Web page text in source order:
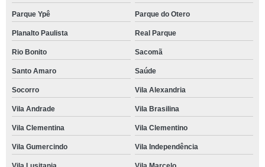
Parque Ypê Parque do Otero
Planalto Paulista Real Parque
Rio Bonito Sacomã
Santo Amaro Saúde
Socorro Vila Alexandria
Vila Andrade Vila Brasilina
Vila Clementina Vila Clementino
Vila Gumercindo Vila Independência